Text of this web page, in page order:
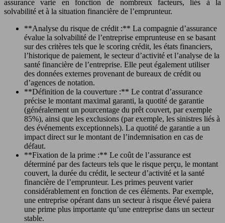
assurance varie en fonction de nombreux facteurs, liés à la
solvabilité et à la situation financière de l’emprunteur.
**Analyse du risque de crédit :** La compagnie d’assurance
évalue la solvabilité de l’entreprise emprunteuse en se basant
sur des critères tels que le scoring crédit, les états financiers,
l’historique de paiement, le secteur d’activité et l’analyse de la
santé financière de l’entreprise. Elle peut également utiliser
des données externes provenant de bureaux de crédit ou
d’agences de notation.
**Définition de la couverture :** Le contrat d’assurance
précise le montant maximal garanti, la quotité de garantie
(généralement un pourcentage du prêt couvert, par exemple
85%), ainsi que les exclusions (par exemple, les sinistres liés à
des événements exceptionnels). La quotité de garantie a un
impact direct sur le montant de l’indemnisation en cas de
défaut.
**Fixation de la prime :** Le coût de l’assurance est
déterminé par des facteurs tels que le risque perçu, le montant
couvert, la durée du crédit, le secteur d’activité et la santé
financière de l’emprunteur. Les primes peuvent varier
considérablement en fonction de ces éléments. Par exemple,
une entreprise opérant dans un secteur à risque élevé paiera
une prime plus importante qu’une entreprise dans un secteur
stable.